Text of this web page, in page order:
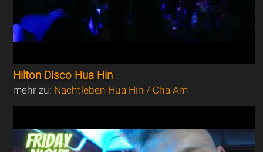
Hilton Disco Hua Hin
mehr zu: Nachtleben Hua Hin / Cha Am